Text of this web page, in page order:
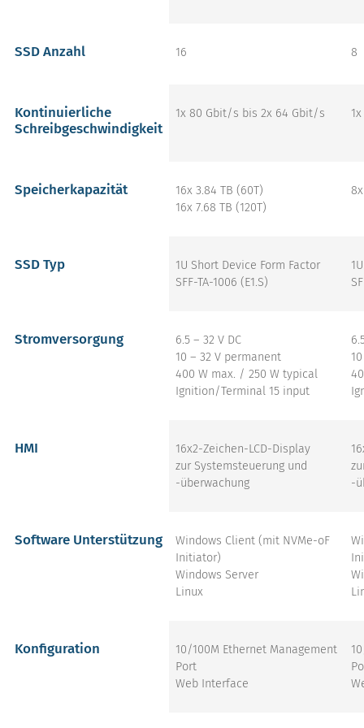
SSD Anzahl 16 8
Kontinuierliche
Schreibgeschwindigkeit
1x 80 Gbit/s bis 2x 64 Gbit/s
Speicherkapazität
16x 3.84 TB (60T)
16x 7.68 TB (120T)
SSD Typ
1U Short Device Form Factor
SFF-TA-1006 (E1.S)
Stromversorgung
6.5 – 32 V DC
10 – 32 V permanent
400 W max. / 250 W typical
Ignition/Terminal 15 input
HMI
16x2-Zeichen-LCD-Display
zur Systemsteuerung und
-überwachung
-
Software Unterstützung
Windows Client (mit NVMe-oF
Initiator)
Windows Server
Linux
Konfiguration
10/100M Ethernet Management
Port
Web Interface